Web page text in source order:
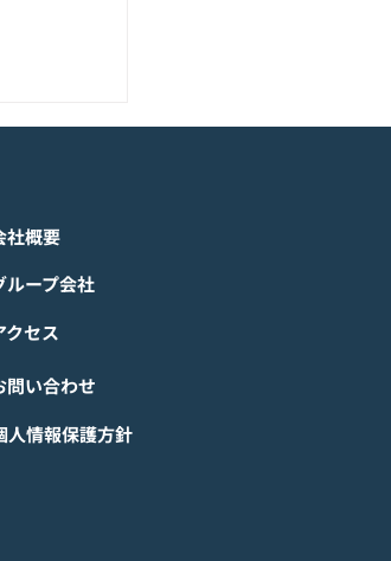
<span
グロ
認くださ
スリリ
ン 『ぼの
登録受
概要
ープ会社
セス
い合わせ
情報保護方針